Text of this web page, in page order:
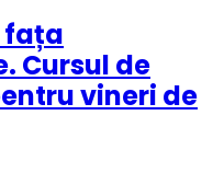
fața
Cursul de
vineri de